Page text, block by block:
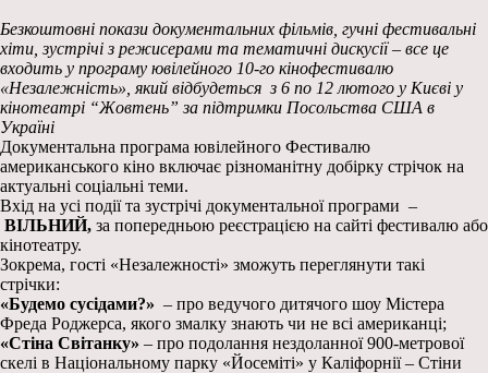
Безкоштовні покази документальних фільмів, гучні фестивальні
хіти, зустрічі з режисерами та тематичні дискусії – все це
входить у програму ювілейного 10-го кінофестивалю
«Незалежність», який відбудеться з 6 по 12 лютого у Києві у
кінотеатрі “Жовтень” за підтримки Посольства США в
Україні
Документальна програма ювілейного Фестивалю
американського кіно включає різноманітну добірку стрічок на
актуальні соціальні теми.
Вхід на усі події та зустрічі документальної програми –
ВІЛЬНИЙ, за попередньою реєстрацією на сайті фестивалю або
кінотеатру.
Зокрема, гості «Незалежності» зможуть переглянути такі
стрічки:
«Будемо сусідами?» – про ведучого дитячого шоу Містера
Фреда Роджерса, якого змалку знають чи не всі американці;
«Стіна Світанку» – про подолання нездоланної 900-метрової
скелі в Національному парку «Йосеміті» у Каліфорнії – Стіни